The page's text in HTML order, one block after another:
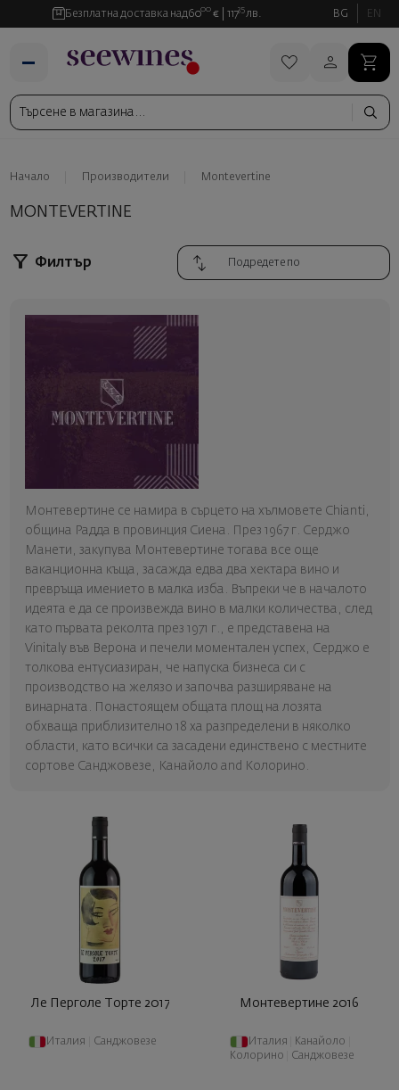
Безплатна доставка над6000 € 11735 лв. BG EN
Начало Производители Montevertine
MONTEVERTINE
Филтър
Монтевертине се намира в сърцето на хълмовете Chianti,
община Радда в провинция Сиена. През 1967 г. Серджо
Манети, закупува Монтевертине тогава все още
ваканционна къща, засажда едва два хектара вино и
превръща имението в малка изба. Въпреки че в началото
идеята е да се произвежда вино в малки количества, след
като първата реколта през 1971 г., е представена на
Vinitaly във Верона и печели моментален успех, Серджо е
толкова ентусиазиран, че напуска бизнеса си с
производство на желязо и започва разширяване на
винарната. Понастоящем общата площ на лозята
обхваща приблизително 18 ха разпределени в няколко
области, като всички са засадени единствено с местните
сортове Санджовезе, Канайоло and Колорино.
Ле Перголе Торте 2017
Италия Санджовезе
Монтевертине 2016
Италия Канайоло
Колорино
Санджовезе